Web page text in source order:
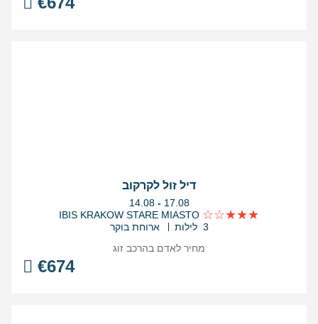
דיל זול לקרקוב
בין
התאריכים,
14.08 - 17.08
IBIS KRAKOW STARE MIASTO
3 לילות
ארוחת בוקר
€674
מחיר לאדם בהרכב זוג